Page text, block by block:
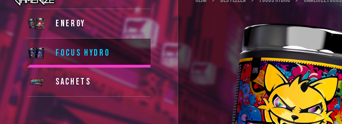
ENERGY
FOCUS HYDRO
SACHETS